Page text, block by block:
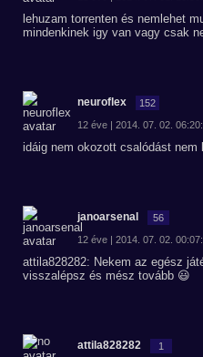
lehuzam torrenten és nemlehet
mindenkinek igy van vagy csak
neuroflex 152
12 éve | 2014. 07. 02.
idáig nem okozott csalódást nem
janoarsenal 56
12 éve | 2014. 07. 02.
attila828282: Nekem az egész
visszalépsz és mész tovább 😃
attila828282 1